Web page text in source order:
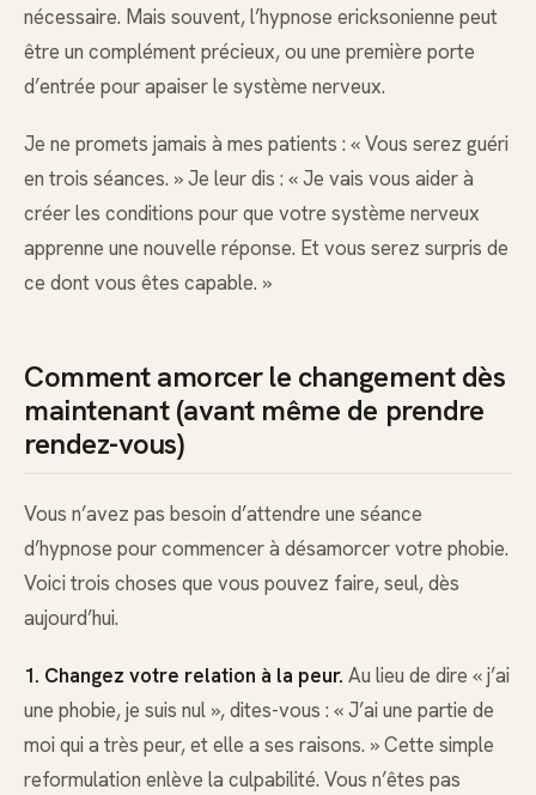
nécessaire. Mais souvent, l’hypnose ericksonienne peut
être un complément précieux, ou une première porte
d’entrée pour apaiser le système nerveux.
Je ne promets jamais à mes patients : « Vous serez guéri
en trois séances. » Je leur dis : « Je vais vous aider à
créer les conditions pour que votre système nerveux
apprenne une nouvelle réponse. Et vous serez surpris de
ce dont vous êtes capable. »
Comment amorcer le changement dès
maintenant (avant même de prendre
rendez-vous)
Vous n’avez pas besoin d’attendre une séance
d’hypnose pour commencer à désamorcer votre phobie.
Voici trois choses que vous pouvez faire, seul, dès
aujourd’hui.
1. Changez votre relation à la peur. Au lieu de dire « j’ai
une phobie, je suis nul », dites-vous : « J’ai une partie de
moi qui a très peur, et elle a ses raisons. » Cette simple
reformulation enlève la culpabilité. Vous n’êtes pas